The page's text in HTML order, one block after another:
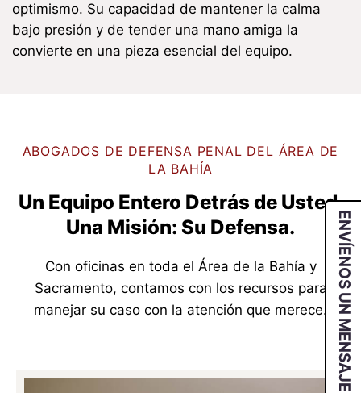
ENVÍENOS UN MENSAJE
optimismo. Su capacidad de mantener la calma
bajo presión y de tender una mano amiga la
convierte en una pieza esencial del equipo.
ABOGADOS DE DEFENSA PENAL DEL ÁREA DE
LA BAHÍA
Un Equipo Entero Detrás de Usted.
Una Misión: Su Defensa.
Con oficinas en toda el Área de la Bahía y
Sacramento, contamos con los recursos para
manejar su caso con la atención que merece.